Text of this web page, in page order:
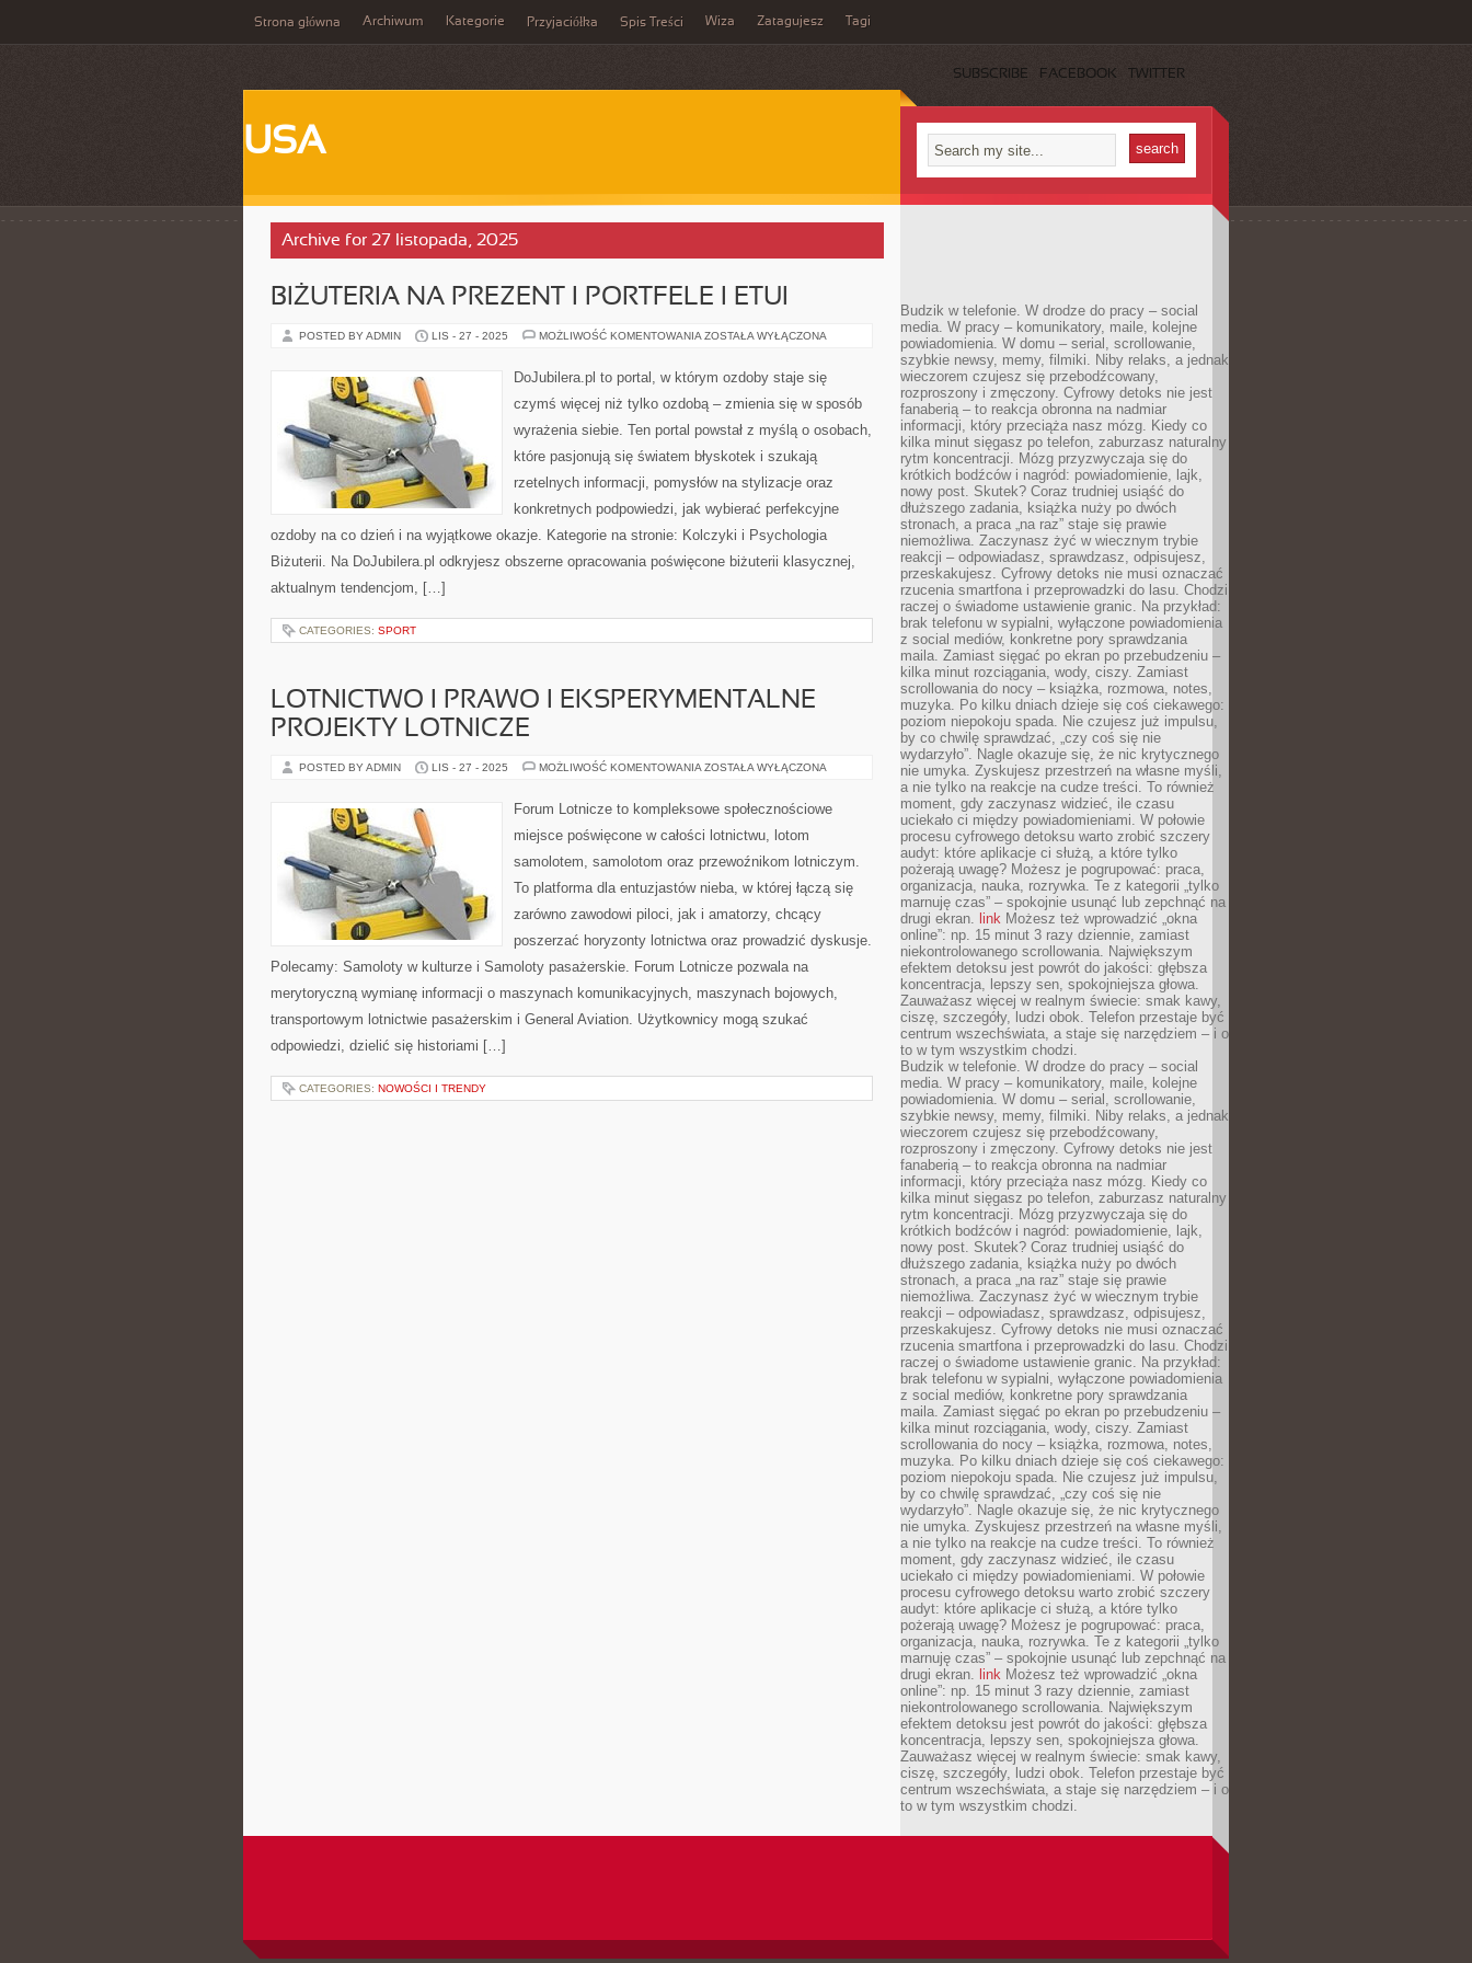
Strona główna Archiwum Kategorie Przyjaciółka Spis Treści Wiza Zatagujesz Tagi
SUBSCRIBE FACEBOOK TWITTER
USA
Archive for 27 listopada, 2025
BIŻUTERIA NA PREZENT I PORTFELE I ETUI
POSTED BY ADMIN LIS - 27 - 2025 MOŻLIWOŚĆ KOMENTOWANIA BIŻUTERIA
PORTFELE
ETUI
ZOSTAŁA WYŁĄCZONA
DoJubilera.pl to portal, w którym ozdoby staje się
czymś więcej niż tylko ozdobą – zmienia się w sposób
wyrażenia siebie. Ten portal powstał z myślą o osobach,
które pasjonują się światem błyskotek i szukają
rzetelnych informacji, pomysłów na stylizacje oraz
konkretnych podpowiedzi, jak wybierać perfekcyjne
ozdoby na co dzień i na wyjątkowe okazje. Kategorie na stronie: Kolczyki i Psychologia
Biżuterii. Na DoJubilera.pl odkryjesz obszerne opracowania poświęcone biżuterii klasycznej,
aktualnym tendencjom, […]
CATEGORIES: SPORT
LOTNICTWO I PRAWO I EKSPERYMENTALNE
PROJEKTY LOTNICZE
POSTED BY ADMIN LIS - 27 - 2025 MOŻLIWOŚĆ KOMENTOWANIA LOTNICTWO
EKSPERYMENTALNE
LOTNICZE
ZOSTAŁA WYŁĄCZONA
Forum Lotnicze to kompleksowe społecznościowe
miejsce poświęcone w całości lotnictwu, lotom
samolotem, samolotom oraz przewoźnikom lotniczym.
To platforma dla entuzjastów nieba, w której łączą się
zarówno zawodowi piloci, jak i amatorzy, chcący
poszerzać horyzonty lotnictwa oraz prowadzić dyskusje.
Polecamy: Samoloty w kulturze i Samoloty pasażerskie. Forum Lotnicze pozwala na
merytoryczną wymianę informacji o maszynach komunikacyjnych, maszynach bojowych,
transportowym lotnictwie pasażerskim i General Aviation. Użytkownicy mogą szukać
odpowiedzi, dzielić się historiami […]
CATEGORIES: NOWOŚCI I TRENDY
Budzik w telefonie. W drodze do pracy – social
media. W pracy – komunikatory, maile, kolejne
powiadomienia. W domu – serial, scrollowanie,
szybkie newsy, memy, filmiki. Niby relaks, a jednak
wieczorem czujesz się przebodźcowany,
rozproszony i zmęczony. Cyfrowy detoks nie jest
fanaberią – to reakcja obronna na nadmiar
informacji, który przeciąża nasz mózg. Kiedy co
kilka minut sięgasz po telefon, zaburzasz naturalny
rytm koncentracji. Mózg przyzwyczaja się do
krótkich bodźców i nagród: powiadomienie, lajk,
nowy post. Skutek? Coraz trudniej usiąść do
dłuższego zadania, książka nuży po dwóch
stronach, a praca „na raz” staje się prawie
niemożliwa. Zaczynasz żyć w wiecznym trybie
reakcji – odpowiadasz, sprawdzasz, odpisujesz,
przeskakujesz. Cyfrowy detoks nie musi oznaczać
rzucenia smartfona i przeprowadzki do lasu. Chodzi
raczej o świadome ustawienie granic. Na przykład:
brak telefonu w sypialni, wyłączone powiadomienia
z social mediów, konkretne pory sprawdzania
maila. Zamiast sięgać po ekran po przebudzeniu –
kilka minut rozciągania, wody, ciszy. Zamiast
scrollowania do nocy – książka, rozmowa, notes,
muzyka. Po kilku dniach dzieje się coś ciekawego:
poziom niepokoju spada. Nie czujesz już impulsu,
by co chwilę sprawdzać, „czy coś się nie
wydarzyło”. Nagle okazuje się, że nic krytycznego
nie umyka. Zyskujesz przestrzeń na własne myśli,
a nie tylko na reakcje na cudze treści. To również
moment, gdy zaczynasz widzieć, ile czasu
uciekało ci między powiadomieniami. W połowie
procesu cyfrowego detoksu warto zrobić szczery
audyt: które aplikacje ci służą, a które tylko
pożerają uwagę? Możesz je pogrupować: praca,
organizacja, nauka, rozrywka. Te z kategorii „tylko
marnuję czas” – spokojnie usunąć lub zepchnąć na
drugi ekran. link Możesz też wprowadzić „okna
online”: np. 15 minut 3 razy dziennie, zamiast
niekontrolowanego scrollowania. Największym
efektem detoksu jest powrót do jakości: głębsza
koncentracja, lepszy sen, spokojniejsza głowa.
Zauważasz więcej w realnym świecie: smak kawy,
ciszę, szczegóły, ludzi obok. Telefon przestaje być
centrum wszechświata, a staje się narzędziem – i o
to w tym wszystkim chodzi.
Budzik w telefonie. W drodze do pracy – social
media. W pracy – komunikatory, maile, kolejne
powiadomienia. W domu – serial, scrollowanie,
szybkie newsy, memy, filmiki. Niby relaks, a jednak
wieczorem czujesz się przebodźcowany,
rozproszony i zmęczony. Cyfrowy detoks nie jest
fanaberią – to reakcja obronna na nadmiar
informacji, który przeciąża nasz mózg. Kiedy co
kilka minut sięgasz po telefon, zaburzasz naturalny
rytm koncentracji. Mózg przyzwyczaja się do
krótkich bodźców i nagród: powiadomienie, lajk,
nowy post. Skutek? Coraz trudniej usiąść do
dłuższego zadania, książka nuży po dwóch
stronach, a praca „na raz” staje się prawie
niemożliwa. Zaczynasz żyć w wiecznym trybie
reakcji – odpowiadasz, sprawdzasz, odpisujesz,
przeskakujesz. Cyfrowy detoks nie musi oznaczać
rzucenia smartfona i przeprowadzki do lasu. Chodzi
raczej o świadome ustawienie granic. Na przykład:
brak telefonu w sypialni, wyłączone powiadomienia
z social mediów, konkretne pory sprawdzania
maila. Zamiast sięgać po ekran po przebudzeniu –
kilka minut rozciągania, wody, ciszy. Zamiast
scrollowania do nocy – książka, rozmowa, notes,
muzyka. Po kilku dniach dzieje się coś ciekawego:
poziom niepokoju spada. Nie czujesz już impulsu,
by co chwilę sprawdzać, „czy coś się nie
wydarzyło”. Nagle okazuje się, że nic krytycznego
nie umyka. Zyskujesz przestrzeń na własne myśli,
a nie tylko na reakcje na cudze treści. To również
moment, gdy zaczynasz widzieć, ile czasu
uciekało ci między powiadomieniami. W połowie
procesu cyfrowego detoksu warto zrobić szczery
audyt: które aplikacje ci służą, a które tylko
pożerają uwagę? Możesz je pogrupować: praca,
organizacja, nauka, rozrywka. Te z kategorii „tylko
marnuję czas” – spokojnie usunąć lub zepchnąć na
drugi ekran. link Możesz też wprowadzić „okna
online”: np. 15 minut 3 razy dziennie, zamiast
niekontrolowanego scrollowania. Największym
efektem detoksu jest powrót do jakości: głębsza
koncentracja, lepszy sen, spokojniejsza głowa.
Zauważasz więcej w realnym świecie: smak kawy,
ciszę, szczegóły, ludzi obok. Telefon przestaje być
centrum wszechświata, a staje się narzędziem – i o
to w tym wszystkim chodzi.